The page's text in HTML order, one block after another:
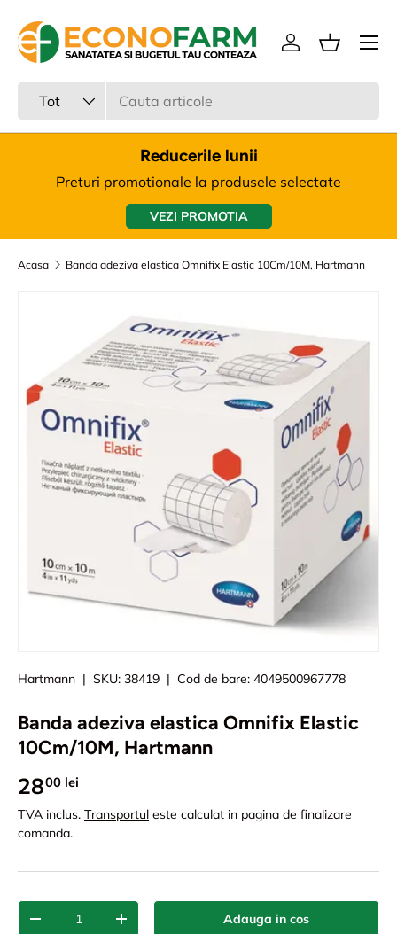
Sari la continut
Tot
Intra in cont
Cos
Meniu
Reducerile lunii
Preturi promotionale la produsele selectate
VEZI PROMOTIA
Acasa Banda adeziva elastica Omnifix Elastic 10Cm/10M, Hartmann
Hartmann | SKU: 38419 | Cod de bare: 4049500967778
Banda adeziva elastica Omnifix Elastic
10Cm/10M, Hartmann
2800 lei
TVA inclus. Transportul este calculat in pagina de finalizare
comanda.
Cant.
-
+ Adauga in cos